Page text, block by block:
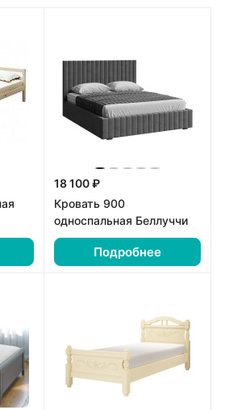
18 100 ₽
Кровать 900
односпальная Беллуччи
Подробнее